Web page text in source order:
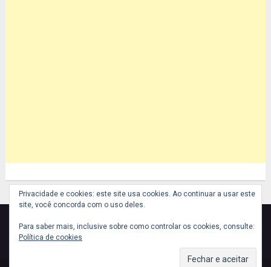
Privacidade e cookies: este site usa cookies. Ao continuar a usar este
site, você concorda com o uso deles.
Para saber mais, inclusive sobre como controlar os cookies, consulte:
Política de cookies